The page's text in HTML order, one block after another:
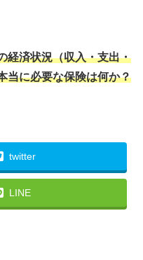
経済状況（収入・支出・
当に必要な保険は何か？
twitter
LINE